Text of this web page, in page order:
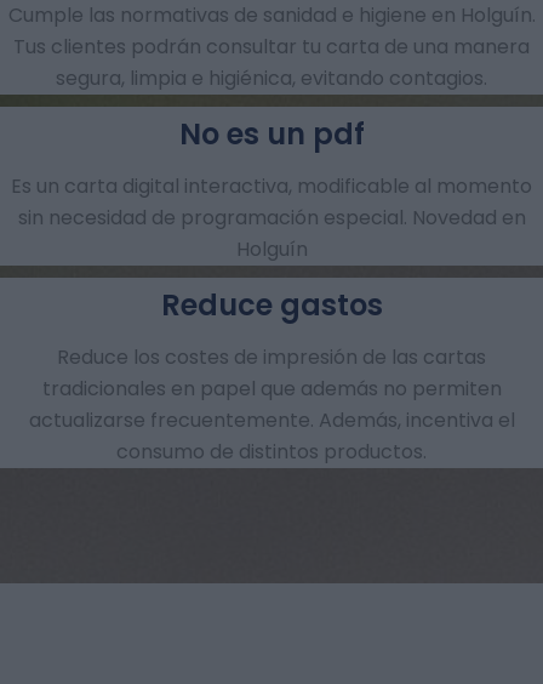
Cumple las normativas de sanidad e higiene en Holguín.
Tus clientes podrán consultar tu carta de una manera
segura, limpia e higiénica, evitando contagios.
Es un carta digital interactiva, modificable al momento
sin necesidad de programación especial. Novedad en
Holguín
No es un pdf
Reduce los costes de impresión de las cartas
tradicionales en papel que además no permiten
actualizarse frecuentemente. Además, incentiva el
consumo de distintos productos.
Reduce gastos